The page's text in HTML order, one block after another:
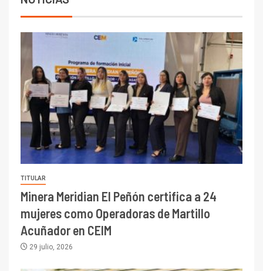
TITULAR
Minera Meridian El Peñón certifica a 24
mujeres como Operadoras de Martillo
Acuñador en CEIM
29 julio, 2026